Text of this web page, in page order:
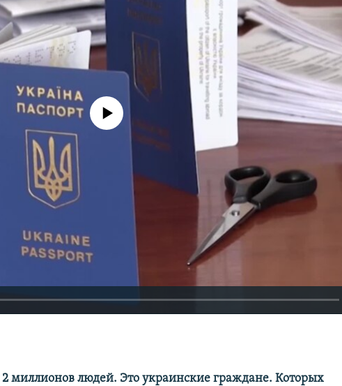
No media source currently available
миллионов людей. Это украинские граждане. Которых